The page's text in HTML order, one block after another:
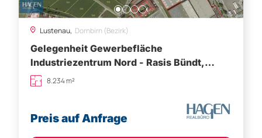
Lustenau, Dornbirn (Bezirk)
Gelegenheit Gewerbefläche
Lustenau
8.234 m²
Besichtigung vereinbaren